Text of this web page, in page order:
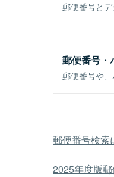
郵便番号と
郵便番号・
郵便番号や
郵便番号検索
2025年度版